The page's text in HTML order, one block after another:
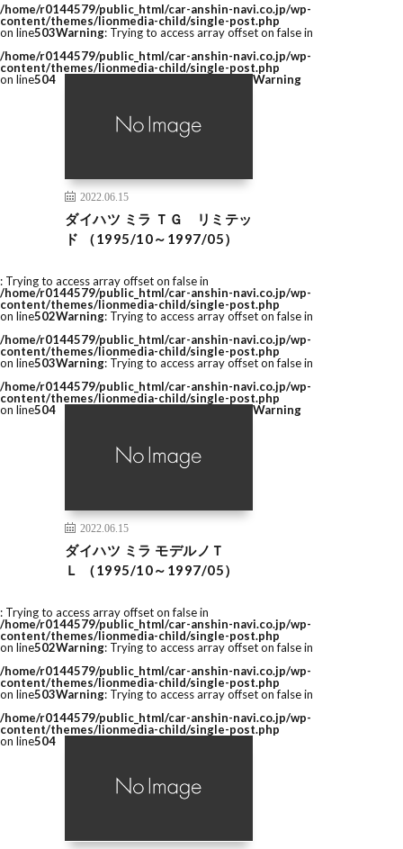
/home/r0144579/public_html/car-anshin-navi.co.jp/wp-
content/themes/lionmedia-child/single-post.php
on line503Warning: Trying to access array offset on false in
/home/r0144579/public_html/car-anshin-navi.co.jp/wp-
content/themes/lionmedia-child/single-post.php
on line504
2022.06.15
ダイハツ ミラ ＴＧ リミテッ
ド （1995/10～1997/05）
Warning
: Trying to access array offset on false in
/home/r0144579/public_html/car-anshin-navi.co.jp/wp-
content/themes/lionmedia-child/single-post.php
on line502Warning: Trying to access array offset on false in
/home/r0144579/public_html/car-anshin-navi.co.jp/wp-
content/themes/lionmedia-child/single-post.php
on line503Warning: Trying to access array offset on false in
/home/r0144579/public_html/car-anshin-navi.co.jp/wp-
content/themes/lionmedia-child/single-post.php
on line504
2022.06.15
ダイハツ ミラ モデルノＴ
Ｌ （1995/10～1997/05）
Warning
: Trying to access array offset on false in
/home/r0144579/public_html/car-anshin-navi.co.jp/wp-
content/themes/lionmedia-child/single-post.php
on line502Warning: Trying to access array offset on false in
/home/r0144579/public_html/car-anshin-navi.co.jp/wp-
content/themes/lionmedia-child/single-post.php
on line503Warning: Trying to access array offset on false in
/home/r0144579/public_html/car-anshin-navi.co.jp/wp-
content/themes/lionmedia-child/single-post.php
on line504